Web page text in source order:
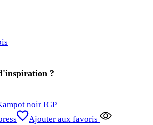
?
Ajouter aux favoris